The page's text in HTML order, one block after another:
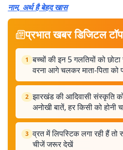
नाम, अर्थ है बेहद खास
प्रभात खबर डिजिटल टॉप
1 बच्चों की इन 5 गलतियों को
वरना आगे चलकर माता-पिता
2 झारखंड की आदिवासी संस्कृति
अनोखी बातें, हर किसी को होनी
3 व्रत में लिपस्टिक लगा रही हैं
चीजें जरूर देखें